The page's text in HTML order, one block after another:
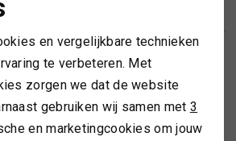
CUFFLINKS CHARMING CHAMBRE BRIQUE
29,95
1 /2
SIR REDMAN
CUFFLINKS JULES
cookies
en vergelijkbare technieken
te verbeteren. Met
zorgen we dat de website
gebruiken wij samen met 3
en marketingcookies om jouw